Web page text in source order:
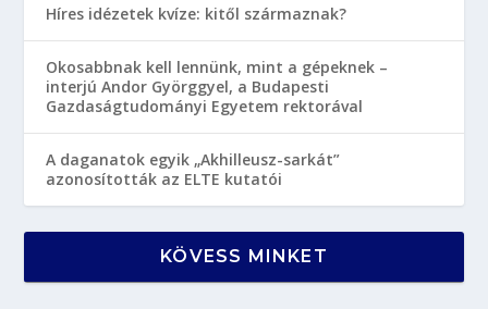
Híres idézetek kvíze: kitől származnak?
Okosabbnak kell lennünk, mint a gépeknek –
interjú Andor Györggyel, a Budapesti
Gazdaságtudományi Egyetem rektorával
A daganatok egyik „Akhilleusz-sarkát”
azonosították az ELTE kutatói
KÖVESS MINKET